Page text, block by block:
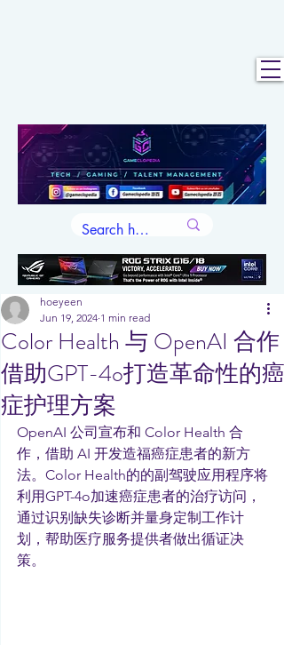
Color Health 与 OpenAI 合作
借助GPT-4o打造革命性的癌
症护理方案
hoeyeen
Jun 19, 2024 1 min read
OpenAI 公司宣布和 Color Health 合
作，借助 AI 开发造福癌症患者的新方
法。Color Health的的副驾驶应用程序将
利用GPT-4o加速癌症患者的治疗访问，
通过识别缺失诊断并量身定制工作计
划，帮助医疗服务提供者做出循证决
策。